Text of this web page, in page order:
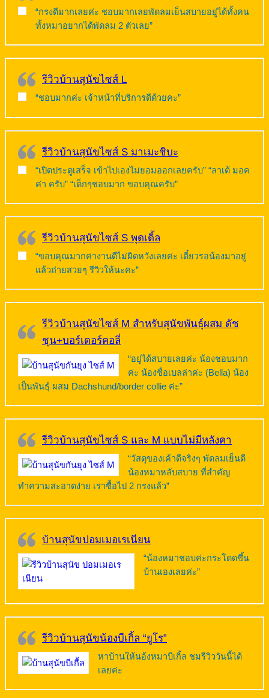
“กรงดีมากเลยค่ะ ชอบมากเลยพัดลมเย็นสบายอยู่ได้ทั้งคน
ทั้งหมาอยากได้พัดลม 2 ตัวเลย”
รีวิวบ้านสุนัขไซส์ L
“ชอบมากค่ะ เจ้าหน้าที่บริการดีด้วยคะ”
รีวิวบ้านสุนัขไซส์ S มาเมะชิบะ
“เปิดประตูเสร็จ เข้าไปเองไม่ยอมออกเลยครับ” “ลาเต้ มอค
ค่า ครับ” “เด็กๆชอบมาก ขอบคุณครับ”
รีวิวบ้านสุนัขไซส์ S พุดเดิ้ล
“ขอบคุณมากค่างานดีไม่ผิดหวังเลยค่ะ เดี๋ยวรอน้องมาอยู่
แล้วถ่ายสวยๆ รีวิวให้นะคะ”
รีวิวบ้านสุนัขไซส์ M สำหรับสุนัขพันธุ์ผสม ดัช
ชุน+บอร์เดอร์คอลี่
“อยู่ได้สบายเลยค่ะ น้องชอบมาก
ค่ะ น้องชื่อเบลล่าค่ะ (Bella) น้อง
เป็นพันธุ์ ผสม Dachshund/border collie ค่ะ”
รีวิวบ้านสุนัขไซส์ S และ M แบบไม่มีหลังคา
“วัสดุของเค้าดีจริงๆ พัดลมเย็นดี
น้องหมาหลับสบาย ที่สำคัญ
ทำความสะอาดง่าย เราซื้อไป 2 กรงแล้ว”
บ้านสุนัขปอมเมอเรเนียน
“น้องหมาชอบค่ะกระโดดขึ้น
บ้านเองเลยค่ะ”
รีวิวบ้านสุนัขน้องบีเกิ้ล “ยูโร”
หาบ้านให้นอ้งหมาบีเกิ้ล ชมรีวิววันนี้ได้
เลยค่ะ